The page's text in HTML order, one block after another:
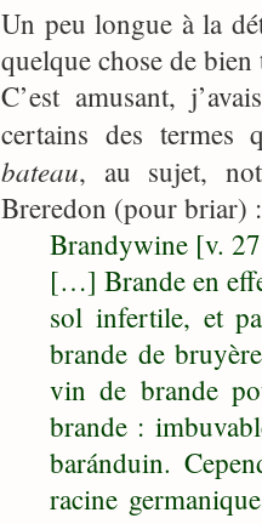
Un peu longue à la
quelque chose de
C’est amusant,
certains des termes
bateau, au sujet,
Breredon (pour briar) :
Brandywine [v.
[…] Brande en
sol infertile, et
brande de
vin de brande
brande :
baránduin.
racine